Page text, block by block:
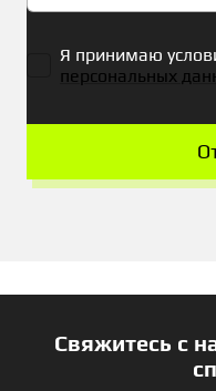
Я принимаю
персональных
Свяжитесь с